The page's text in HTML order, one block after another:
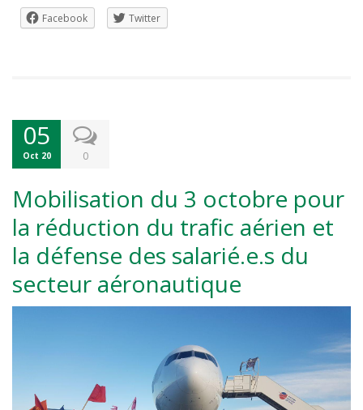
Facebook Twitter
05
Oct 20 0
Mobilisation du 3 octobre pour
la réduction du trafic aérien et
la défense des salarié.e.s du
secteur aéronautique